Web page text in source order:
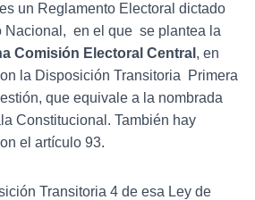
un Reglamento Electoral dictado
Nacional, en el que se plantea la
Comisión Electoral Central , en
la Disposición Transitoria Primera
que equivale a la nombrada
Constitucional. También hay
el artículo 93.
Transitoria 4 de esa Ley de